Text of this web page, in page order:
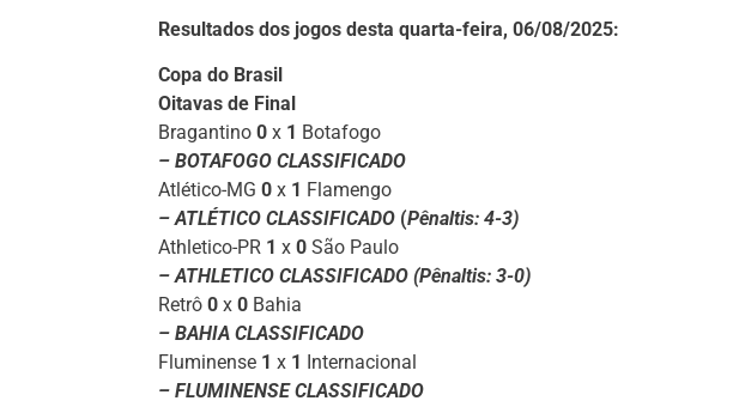
Resultados dos jogos desta quarta-feira, 06/08/2025:
Copa do Brasil
Oitavas de Final
Bragantino 0 x 1 Botafogo
– BOTAFOGO CLASSIFICADO
Atlético-MG 0 x 1 Flamengo
– ATLÉTICO CLASSIFICADO (Pênaltis: 4-3)
Athletico-PR 1 x 0 São Paulo
– ATHLETICO CLASSIFICADO (Pênaltis: 3-0)
Retrô 0 x 0 Bahia
– BAHIA CLASSIFICADO
Fluminense 1 x 1
Internacional
– FLUMINENSE CLASSIFICADO